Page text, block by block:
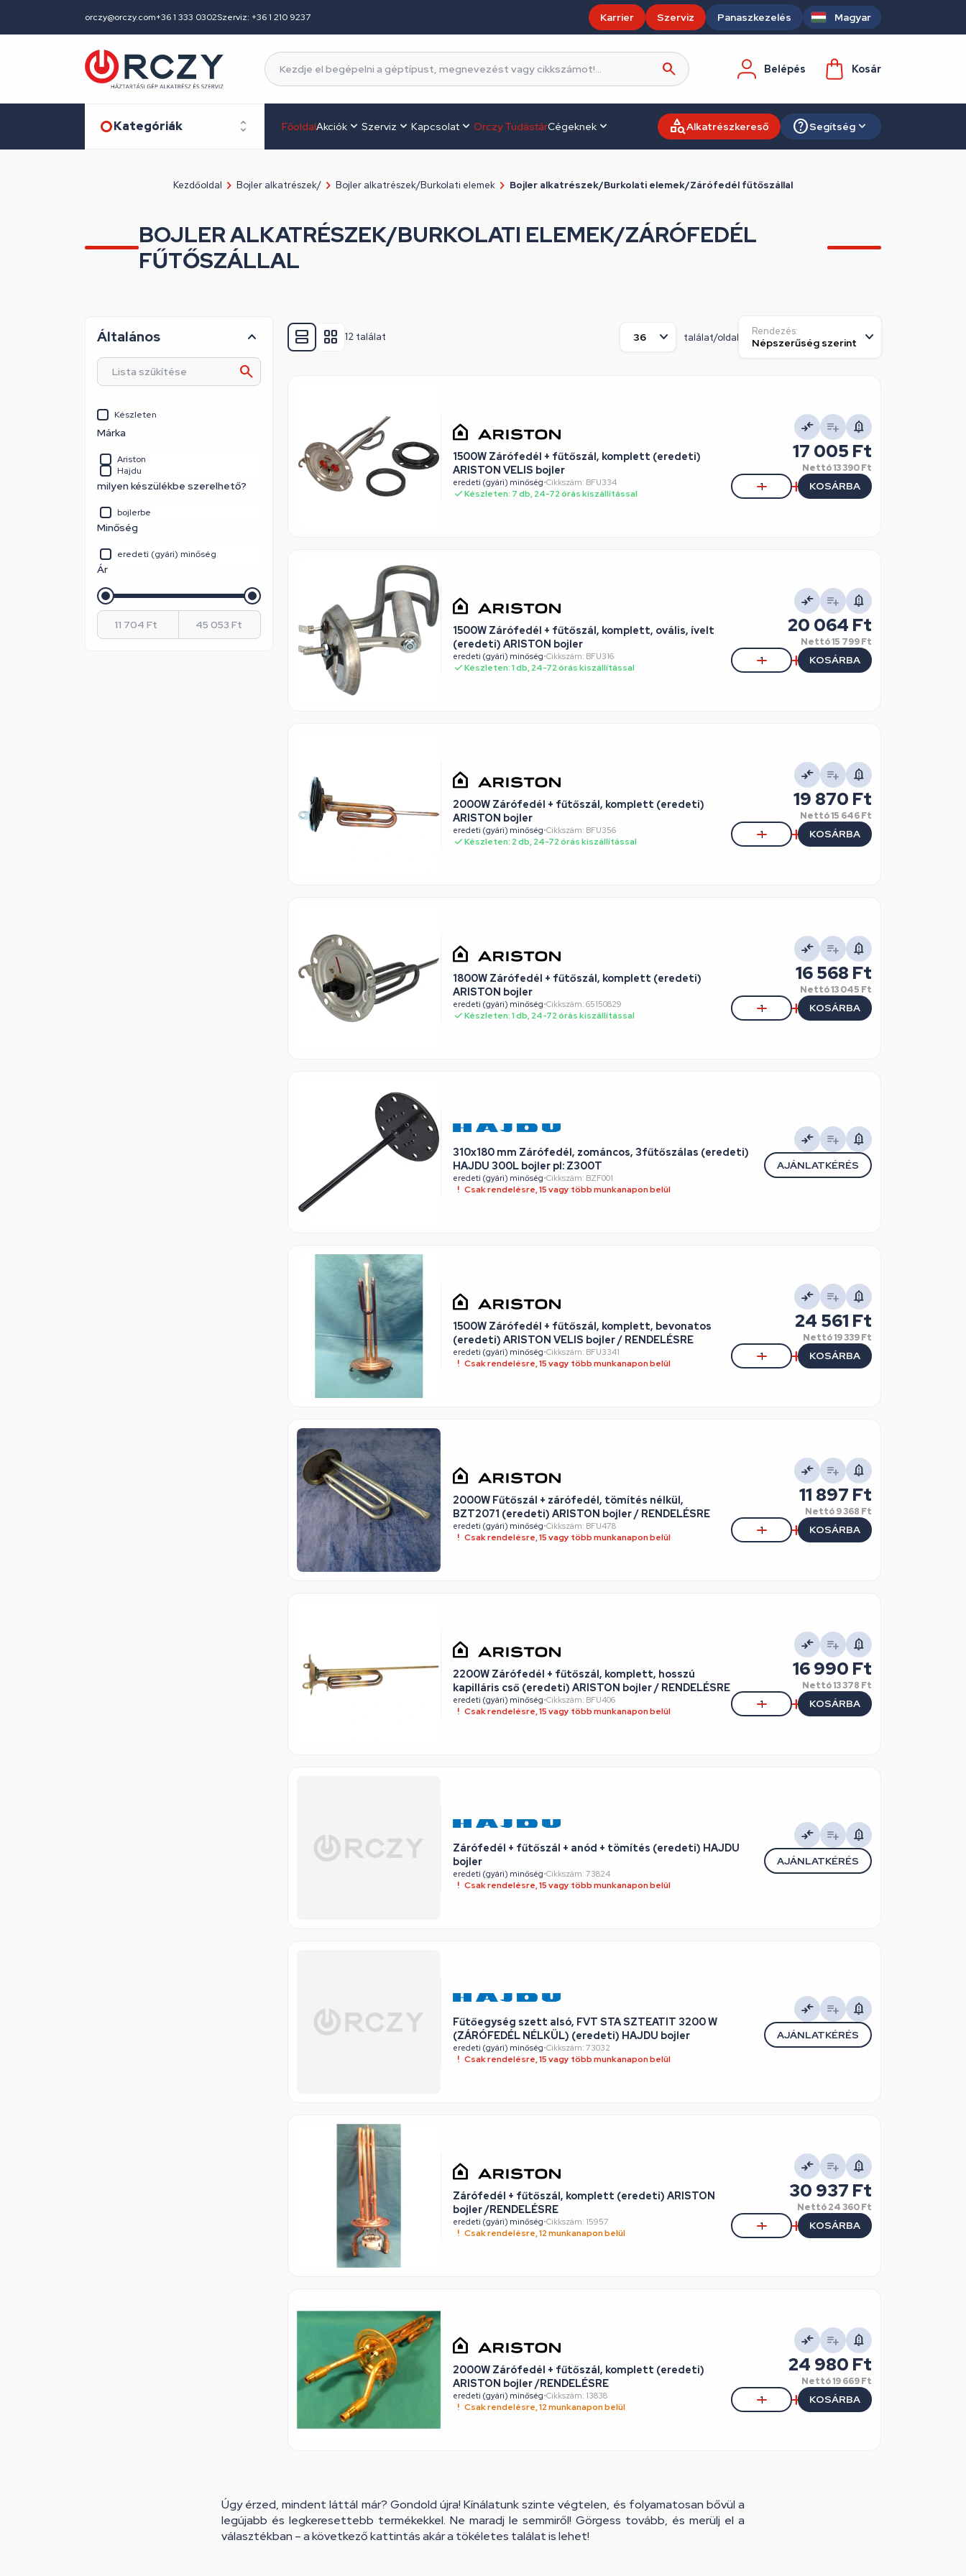
orczy@orczy.com+36 1 333 0302Szerviz: +36 1 210 9237 Karrier Szerviz Panaszkezelés Magyar
Belépés Kosár
Kategóriák FőoldalAkciók Szerviz Kapcsolat Orczy TudástárCégeknek Alkatrészkereső Segítség
Kezdőoldal Bojler alkatrészek/ Bojler alkatrészek/Burkolati elemek Bojler alkatrészek/Burkolati elemek/Zárófedél fűtőszállal
BOJLER ALKATRÉSZEK/BURKOLATI ELEMEK/ZÁRÓFEDÉL
FŰTŐSZÁLLAL
12 találat találat/oldal
Rendezés:
1500W Zárófedél + fűtőszál, komplett (eredeti)
ARISTON VELIS bojler
eredeti (gyári) minőség•Cikkszám: BFU334
Készleten: 7 db, 24-72 órás kiszállítással
17 005 Ft
Nettó13 390 Ft
KOSÁRBA
1500W Zárófedél + fűtőszál, komplett, ovális, ívelt
(eredeti) ARISTON bojler
eredeti (gyári) minőség•Cikkszám: BFU316
Készleten: 1 db, 24-72 órás kiszállítással
20 064 Ft
Nettó15 799 Ft
KOSÁRBA
2000W Zárófedél + fűtőszál, komplett (eredeti)
ARISTON bojler
eredeti (gyári) minőség•Cikkszám: BFU356
Készleten: 2 db, 24-72 órás kiszállítással
19 870 Ft
Nettó15 646 Ft
KOSÁRBA
1800W Zárófedél + fűtőszál, komplett (eredeti)
ARISTON bojler
eredeti (gyári) minőség•Cikkszám: 65150829
Készleten: 1 db, 24-72 órás kiszállítással
16 568 Ft
Nettó13 045 Ft
KOSÁRBA
310x180 mm Zárófedél, zománcos, 3fűtőszálas (eredeti)
HAJDU 300L bojler pl: Z300T
eredeti (gyári) minőség•Cikkszám: BZF001
Csak rendelésre, 15 vagy több munkanapon belül
AJÁNLATKÉRÉS
1500W Zárófedél + fűtőszál, komplett, bevonatos
(eredeti) ARISTON VELIS bojler / RENDELÉSRE
eredeti (gyári) minőség•Cikkszám: BFU3341
Csak rendelésre, 15 vagy több munkanapon belül
24 561 Ft
Nettó19 339 Ft
KOSÁRBA
2000W Fűtőszál + zárófedél, tömítés nélkül,
BZT2071 (eredeti) ARISTON bojler / RENDELÉSRE
eredeti (gyári) minőség•Cikkszám: BFU478
Csak rendelésre, 15 vagy több munkanapon belül
11 897 Ft
Nettó9 368 Ft
KOSÁRBA
2200W Zárófedél + fűtőszál, komplett, hosszú
kapilláris cső (eredeti) ARISTON bojler / RENDELÉSRE
eredeti (gyári) minőség•Cikkszám: BFU406
Csak rendelésre, 15 vagy több munkanapon belül
16 990 Ft
Nettó13 378 Ft
KOSÁRBA
Zárófedél + fűtőszál + anód + tömítés (eredeti) HAJDU
bojler
eredeti (gyári) minőség•Cikkszám: 73824
Csak rendelésre, 15 vagy több munkanapon belül
AJÁNLATKÉRÉS
Fűtőegység szett alsó, FVT STA SZTEATIT 3200 W
(ZÁRÓFEDÉL NÉLKÜL) (eredeti) HAJDU bojler
eredeti (gyári) minőség•Cikkszám: 73032
Csak rendelésre, 15 vagy több munkanapon belül
AJÁNLATKÉRÉS
Zárófedél + fűtőszál, komplett (eredeti) ARISTON
bojler /RENDELÉSRE
eredeti (gyári) minőség•Cikkszám: 15957
Csak rendelésre, 12 munkanapon belül
30 937 Ft
Nettó24 360 Ft
KOSÁRBA
2000W Zárófedél + fűtőszál, komplett (eredeti)
ARISTON bojler /RENDELÉSRE
eredeti (gyári) minőség•Cikkszám: 13838
Csak rendelésre, 12 munkanapon belül
24 980 Ft
Nettó19 669 Ft
KOSÁRBA
Általános
Készleten
Márka
Ariston
Hajdu
milyen készülékbe szerelhető?
bojlerbe
Minőség
eredeti (gyári) minőség
Ár
Úgy érzed, mindent láttál már? Gondold újra! Kínálatunk szinte végtelen, és folyamatosan bővül a
legújabb és legkeresettebb termékekkel. Ne maradj le semmiről! Görgess tovább, és merülj el a
választékban – a következő kattintás akár a tökéletes találat is lehet!